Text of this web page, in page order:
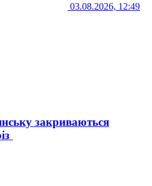
03.08.2026, 12:49
закриваються